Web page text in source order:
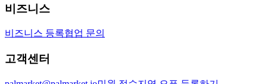
비즈니스
비즈니스 등록협업 문의
고객센터